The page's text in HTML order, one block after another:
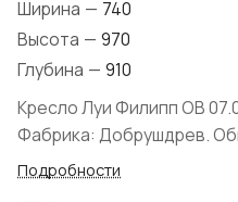
Ширина — 740
Высота — 970
Глубина — 910
Кресло Луи Филипп ОВ
Фабрика: Добрушдрев.
Подробности